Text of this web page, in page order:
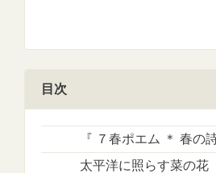
目次
『 ７春ポエム ＊ 春
太平洋に照らす菜の花